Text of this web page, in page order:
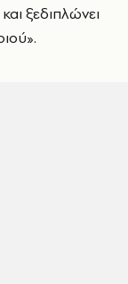
ξεδιπλώνει